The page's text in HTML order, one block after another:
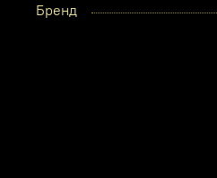
Бренд